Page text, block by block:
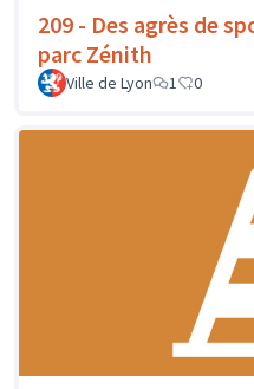
209 - Des agrès de
parc Zénith
Ville de Lyon 1 0